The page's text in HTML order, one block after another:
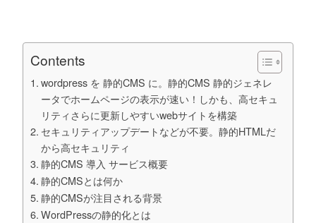
Contents
wordpress を 静的CMS に。静的CMS 静的ジェネレ
ータでホームページの表示が速い！しかも、高セキュ
リティさらに更新しやすいwebサイトを構築
セキュリティアップデートなどが不要。静的HTMLだ
から高セキュリティ
静的CMS 導入 サービス概要
静的CMSとは何か
静的CMSが注目される背景
WordPressの静的化とは